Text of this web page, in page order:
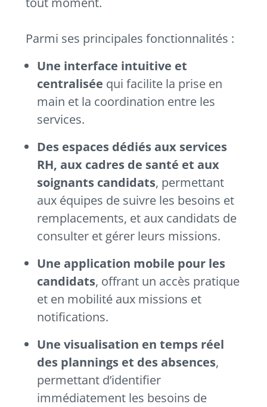
Parmi ses principales fonctionnalités :
Une interface intuitive et
centralisée qui facilite la prise en
main et la coordination entre les
services.
Des espaces dédiés aux services
RH, aux cadres de santé et aux
soignants candidats, permettant
aux équipes de suivre les besoins et
remplacements, et aux candidats de
consulter et gérer leurs missions.
Une application mobile pour les
candidats, offrant un accès pratique
et en mobilité aux missions et
notifications.
Une visualisation en temps réel
des plannings et des absences,
permettant d’identifier
immédiatement les besoins de